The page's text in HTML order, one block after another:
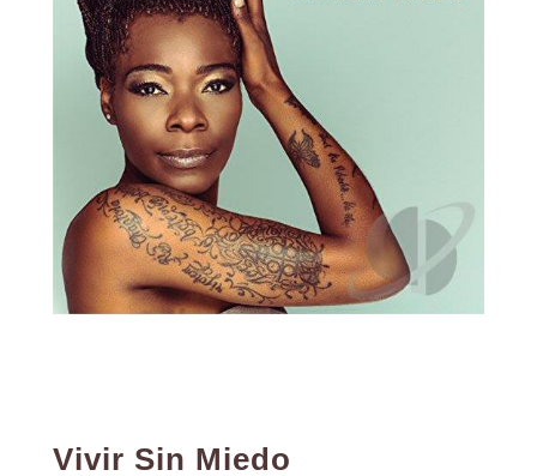
Vivir Sin Miedo